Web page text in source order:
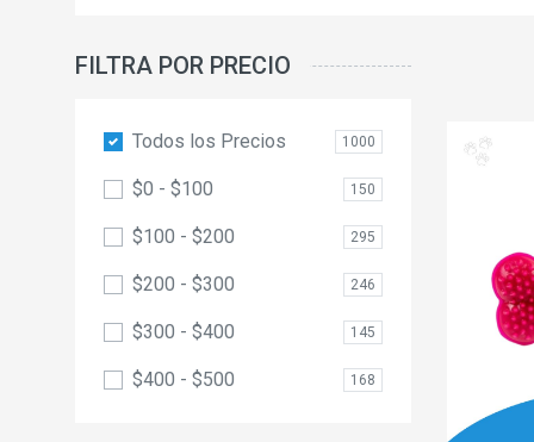
FILTRA POR PRECIO
Todos los Precios 1000
$0 - $100 150
$100 - $200 295
$200 - $300 246
$300 - $400 145
$400 - $500 168